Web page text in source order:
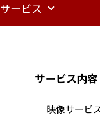
サービス
サービス内容
映像サービ